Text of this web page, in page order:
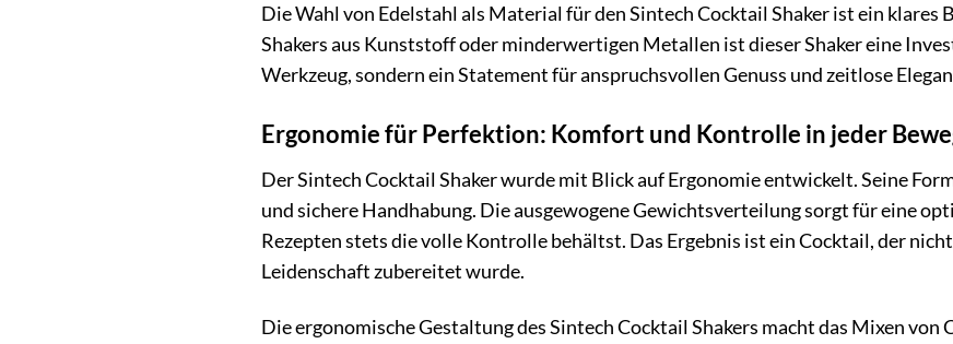
Die Wahl von Edelstahl als Material für den Sintech Cocktail Shaker ist ein
Shakers aus Kunststoff oder minderwertigen Metallen ist dieser Shaker eine
Werkzeug, sondern ein Statement für anspruchsvollen Genuss und zeitlose
Ergonomie für Perfektion: Komfort und Kontrolle in jeder
Der Sintech Cocktail Shaker wurde mit Blick auf Ergonomie entwickelt. Seine
und sichere Handhabung. Die ausgewogene Gewichtsverteilung sorgt für eine
Rezepten stets die volle Kontrolle behältst. Das Ergebnis ist ein Cocktail, der
Leidenschaft zubereitet wurde.
Die ergonomische Gestaltung des Sintech Cocktail Shakers macht das Mixen